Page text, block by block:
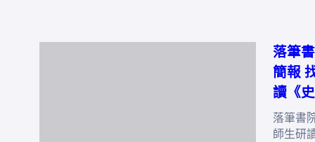
落筆
簡報
讀《史
落筆書
師生研